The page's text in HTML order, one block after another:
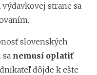
strane sa
slovenských
nemusí oplatiť
dôjde k ešte